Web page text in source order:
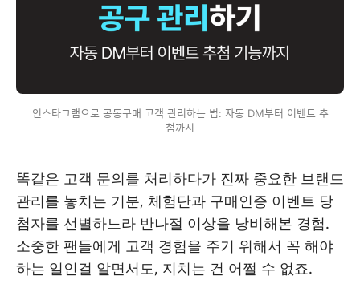
인스타그램으로 공동구매 고객 관리하는 법: 자동 DM부터 이벤트 추
첨까지
똑같은 고객 문의를 처리하다가 진짜 중요한 브랜드
관리를 놓치는 기분, 체험단과 구매인증 이벤트 당
첨자를 선별하느라 반나절 이상을 낭비해본 경험.
소중한 팬들에게 고객 경험을 주기 위해서 꼭 해야
하는 일인걸 알면서도, 지치는 건 어쩔 수 없죠.